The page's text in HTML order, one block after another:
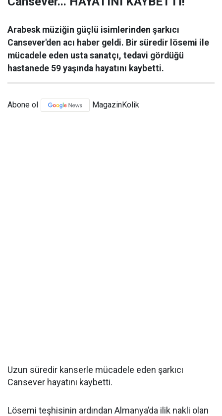
Arabesk müziğin güçlü isimlerinden şarkıcı
Cansever'den acı haber geldi. Bir süredir lösemi ile
mücadele eden usta sanatçı, tedavi gördüğü
hastanede 59 yaşında hayatını kaybetti.
Abone ol MagazinKolik
Uzun süredir kanserle mücadele eden şarkıcı
Cansever hayatını kaybetti.
Lösemi teşhisinin ardından Almanya’da ilik nakli olan